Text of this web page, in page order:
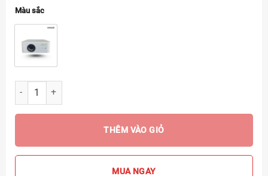
Màu sắc
Máy Chiếu Z8 Fly Bay Phòng số lượng
THÊM VÀO GIỎ
MUA NGAY